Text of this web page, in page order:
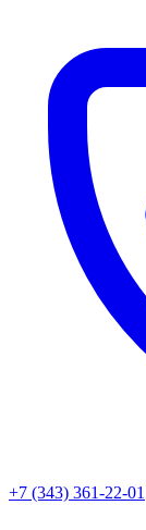
+7 (343) 361-22-01